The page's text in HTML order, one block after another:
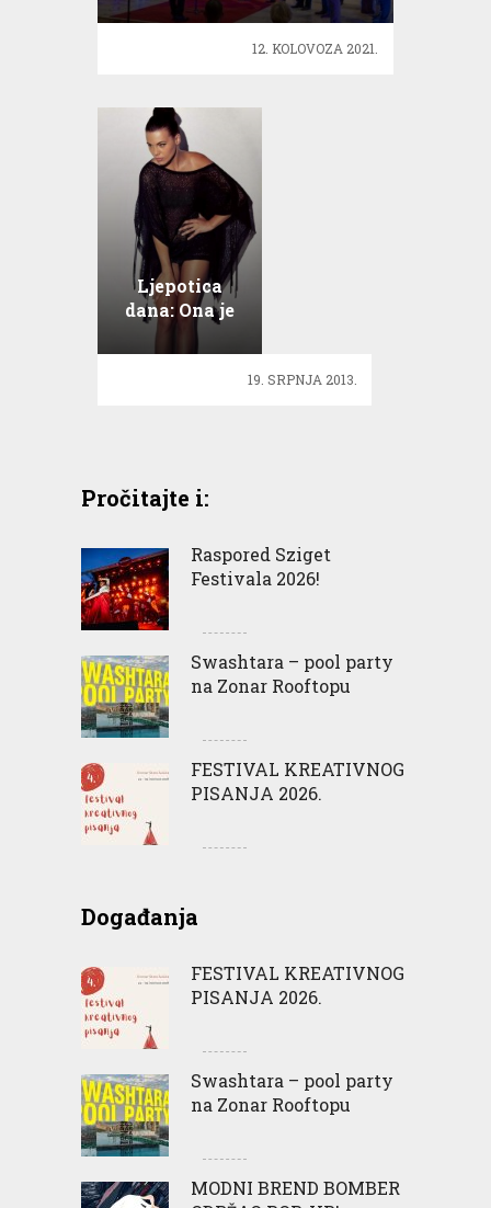
12. KOLOVOZA 2021.
Ljepotica
dana: Ona je
bivša Miss
Hrvatske i
19. SRPNJA 2013.
Pročitajte i:
Raspored Sziget
Festivala 2026!
Swashtara – pool party
na Zonar Rooftopu
FESTIVAL KREATIVNOG
PISANJA 2026.
Događanja
FESTIVAL KREATIVNOG
PISANJA 2026.
Swashtara – pool party
na Zonar Rooftopu
MODNI BREND BOMBER